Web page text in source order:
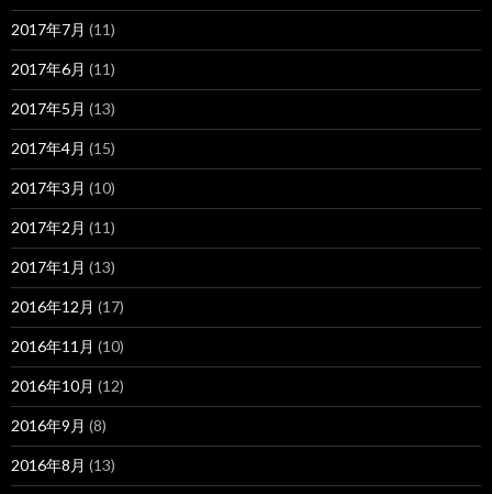
2017年7月 (11)
2017年6月 (11)
2017年5月 (13)
2017年4月 (15)
2017年3月 (10)
2017年2月 (11)
2017年1月 (13)
2016年12月 (17)
2016年11月 (10)
2016年10月 (12)
2016年9月 (8)
2016年8月 (13)